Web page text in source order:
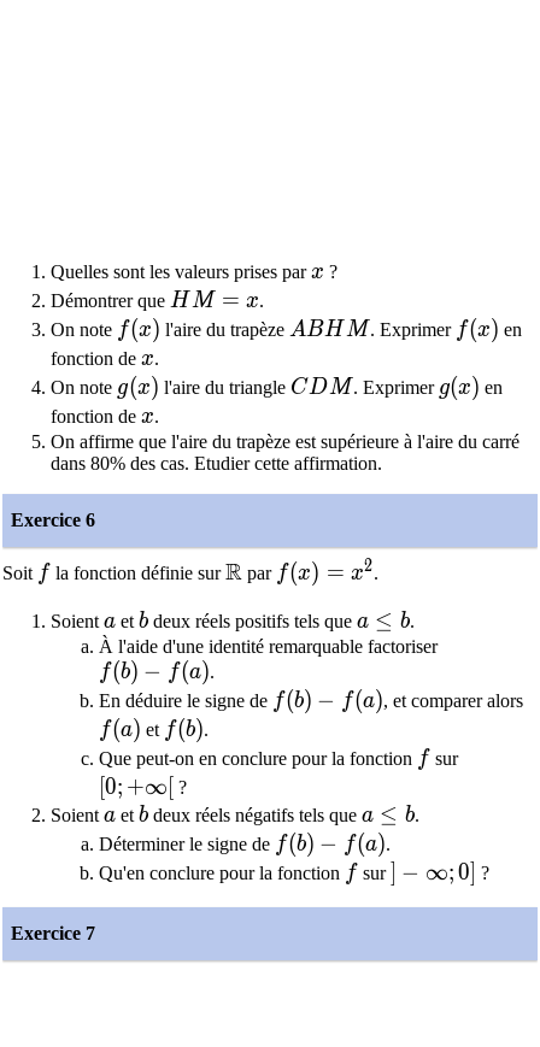
Quelles sont les valeurs prises parx
x ?
Démontrer que HM=x
HM = x.
On note f(x)
f(x) l'aire du trapèze ABHM
ABHM. Exprimer f(x)
f(x) en
fonction de x
x.
On note g(x)
g(x) l'aire du triangle CDM
CDM . Exprimer g(x)
g(x) en
fonction de x
x.
On affirme que l'aire du trapèze est supérieure à l'aire du carré
dans 80% des cas. Etudier cette affirmation.
Exercice 6
Soit ff la fonction définie sur\mathbb{R}
R par f(x)=x^2
f(x) = x2.
Soient a
a et b
b deux réels positifs tels que a \leq b
a ≤ b.
À l'aide d'une identité remarquable factoriser
f(b)-f(a)
f(b) − f(a).
En déduire le signe de f(b)-f(a)
f(b) − f(a), et comparer alors
f(a)
f(a) et f(b)
f(b).
Que peut-on en conclure pour la fonction ff sur
[0;+\infty[
[0; +∞[ ?
Soient a
a et b
b deux réels négatifs tels que a \leq b
a ≤ b.
Déterminer le signe de f(b)-f(a)
f(b) − f(a).
Qu'en conclure pour la fonction ff sur]-\infty;0]
] − ∞;0] ?
Exercice 7